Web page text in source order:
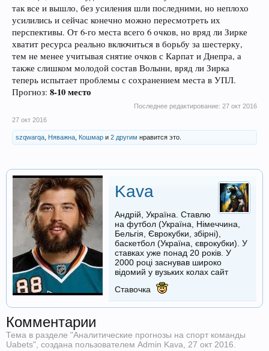
так все и вышло, без усиления шли последними, но неплохо
усилились и сейчас конечно можно пересмотреть их
перспективы. От 6-го места всего 6 очков, но вряд ли Зирке
хватит ресурса реально включиться в борьбу за шестерку,
тем не менее учитывая снятие очков с Карпат и Днепра, а
также слишком молодой состав Волыни, вряд ли Зирка
теперь испытает проблемы с сохранением места в УПЛ.
Прогноз: 8-10 место
Последнее редактирование: 27 окт 2016
27 окт 2016
szqwarqa Няважна Кошмар и 2 другим нравится это.
Kava
Андрій, Україна. Ставлю
на футбол (Україна, Німеччина,
Бельгія, Єврокубки, збірні),
баскетбол (Україна, єврокубки). У
ставках уже понад 20 років. У
2000 році заснував широко
відомий у вузьких колах сайт
Ставочка
Комментарии
Тема в разделе "Аналитические прогнозы на спорт команды
Uabets", создана пользователем Admin Kava 27 окт 2016